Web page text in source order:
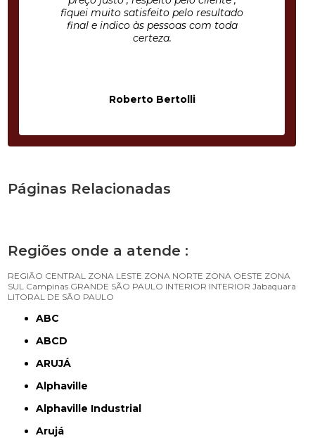
fiquei muito satisfeito pelo resultado
final e indico às pessoas com toda
certeza.
Roberto Bertolli
Páginas Relacionadas
Regiões onde a atende :
REGIÃO CENTRAL ZONA LESTE ZONA NORTE ZONA OESTE ZONA
SUL Campinas GRANDE SÃO PAULO INTERIOR INTERIOR Jabaquara
LITORAL DE SÃO PAULO
ABC
ABCD
ARUJÁ
Alphaville
Alphaville Industrial
Arujá